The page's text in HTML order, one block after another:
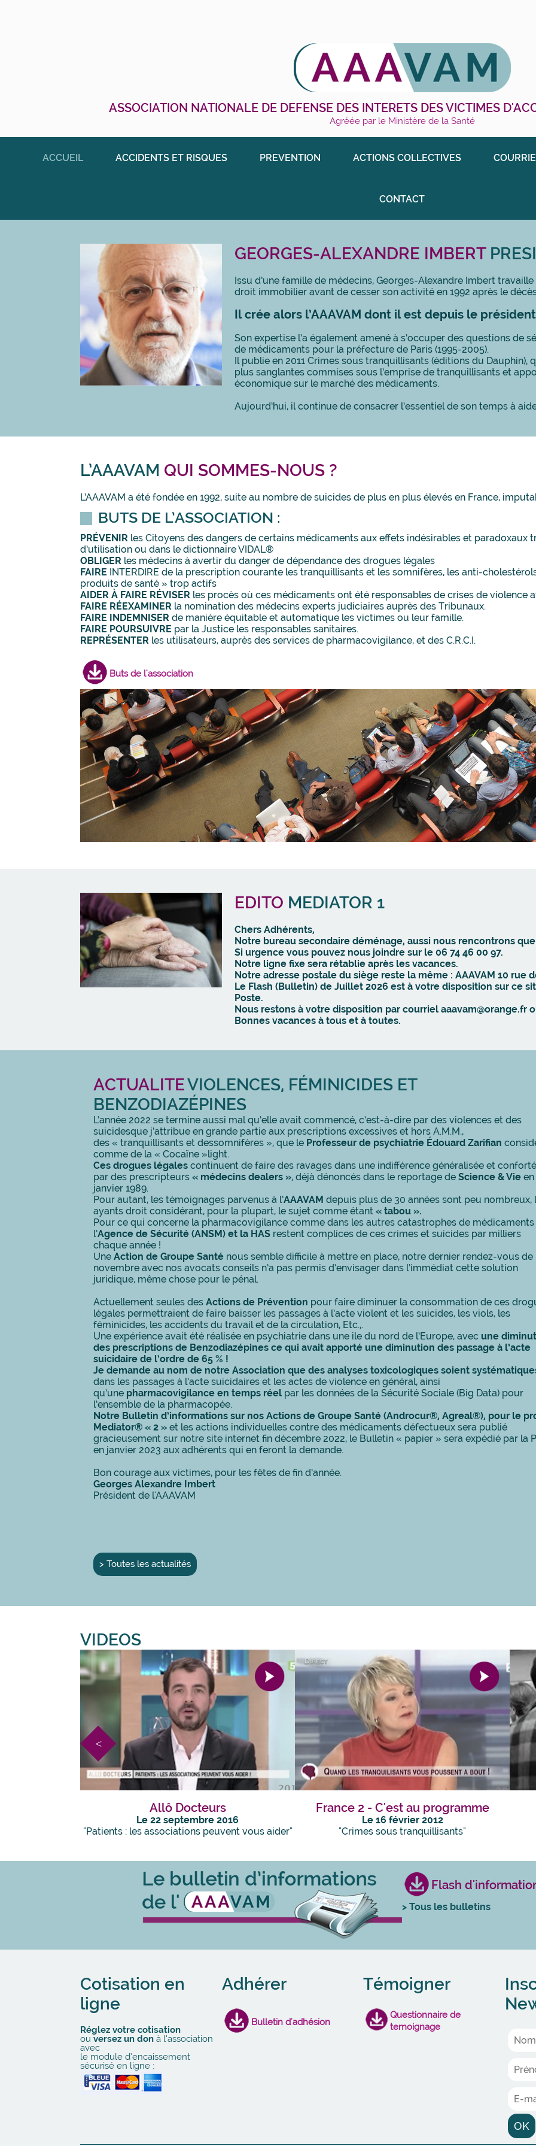
ASSOCIATION NATIONALE DE DEFENSE DES INTERETS DES VICTIMES
Agréée par le Ministère de la Santé
ACCUEIL ACCIDENTS ET RISQUES PREVENTION ACTIONS COLLECTIVES
CONTACT
GEORGES-ALEXANDRE IMBERT
Issu d’une famille de médecins, Georges-Alexandre Imbert
droit immobilier avant de cesser son activité en 1992 après le
Il crée alors l’AAAVAM dont il est depuis le
Son expertise l’a également amené à s’occuper des questions de
de médicaments pour la préfecture de Paris (1995-2005).
Il publie en 2011 Crimes sous tranquillisants (éditions du Dauphin),
plus sanglantes commises sous l’emprise de tranquillisants et
économique sur le marché des médicaments.
Aujourd’hui, il continue de consacrer l’essentiel de son temps à
L’AAAVAM QUI SOMMES-NOUS ?
L’AAAVAM a été fondée en 1992, suite au nombre de suicides de plus en plus élevés en France,
BUTS DE L’ASSOCIATION :
PRÉVENIR les Citoyens des dangers de certains médicaments aux effets indésirables et paradoxaux
d’utilisation ou dans le dictionnaire VIDAL®
OBLIGER les médecins à avertir du danger de dépendance des drogues légales
FAIRE INTERDIRE de la prescription courante les tranquillisants et les somnifères, les anti-
produits de santé » trop actifs
AIDER À FAIRE RÉVISER les procès où ces médicaments ont été responsables de crises de violence
FAIRE RÉEXAMINER la nomination des médecins experts judiciaires auprès des Tribunaux.
FAIRE INDEMNISER de manière équitable et automatique les victimes ou leur famille.
FAIRE POURSUIVRE par la Justice les responsables sanitaires.
REPRÉSENTER les utilisateurs, auprès des services de pharmacovigilance, et des C.R.C.I.
Buts de l'association
EDITO MEDIATOR 1
Chers Adhérents,
Notre bureau secondaire déménage, aussi nous rencontrons
Si urgence vous pouvez nous joindre sur le 06 74 46 00 97.
Notre ligne fixe sera rétablie après les vacances.
Notre adresse postale du siège reste la même : AAAVAM 10 rue
Le Flash (Bulletin) de Juillet 2026 est à votre disposition sur ce
Poste.
Nous restons à votre disposition par courriel aaavam@orange.fr
Bonnes vacances à tous et à toutes.
ACTUALITEVIOLENCES, FÉMINICIDES ET
BENZODIAZÉPINES
L’année 2022 se termine aussi mal qu’elle avait commencé, c’est-à-dire par des violences et des
suicidesque j’attribue en grande partie aux prescriptions excessives et hors A.M.M.,
des « tranquillisants et dessomnifères », que leProfesseur de psychiatrie Édouard Zarifian
comme de la « Cocaïne »light.
Ces drogues légales continuent de faire des ravages dans une indifférence généralisée et
par des prescripteurs « médecins dealers », déjà dénoncés dans le reportage de Science & Vieen
janvier 1989.
Pour autant, les témoignages parvenus à l’AAAVAM depuis plus de 30 années sont peu nombreux,
ayants droit considérant, pour la plupart, le sujet comme étant « tabou ».
Pour ce qui concerne la pharmacovigilance comme dans les autres catastrophes de médicaments
l’Agence de Sécurité (ANSM) et la HASrestent complices de ces crimes et suicides par milliers
chaque année !
UneAction de Groupe Santénous semble difficile à mettre en place, notre dernier rendez-vous de
novembre avec nos avocats conseils n’a pas permis d’envisager dans l’immédiat cette solution
juridique, même chose pour le pénal.
Actuellement seules des Actions de Prévention pour faire diminuer la consommation de ces
légales permettraient de faire baisser les passages à l’acte violent et les suicides, les viols, les
féminicides, les accidents du travail et de la circulation, Etc.,.
Une expérience avait été réalisée en psychiatrie dans une ile du nord de l’Europe, avec une
des prescriptions de Benzodiazépines ce qui avait apporté une diminution des passage à l’acte
suicidaire de l’ordre de 65 % !
Je demande au nom de notre Association que des analyses toxicologiques soient
dans les passages à l’acte suicidaires et les actes de violence en général, ainsi
qu’unepharmacovigilance en temps réel par les données de la Sécurité Sociale (Big Data) pour
l’ensemble de la pharmacopée.
Notre Bulletin d’informations sur nos Actions de Groupe Santé (Androcur®, Agreal®), pour le
Mediator® « 2 »et les actions individuelles contre des médicaments défectueux sera publié
gracieusement sur notre site internet fin décembre 2022, le Bulletin « papier » sera expédié par la
en janvier 2023 aux adhérents qui en feront la demande.
Bon courage aux victimes, pour les fêtes de fin d’année.
Georges Alexandre Imbert
Président de l'AAAVAM
> Toutes les actualités
VIDEOS
Allô Docteurs
Le 22 septembre 2016
"Patients : les associations peuvent vous aider"
France 2 - C'est au programme
Le 16 février 2012
"Crimes sous tranquillisants"
Flash
> Tous les bulletins
Cotisation en
ligne
Réglez votre cotisation
ouversez un don à l’association
avec
le module d’encaissement
sécurisé en ligne :
Adhérer
Bulletin d'adhésion
Témoigner
Questionnaire de
temoignage